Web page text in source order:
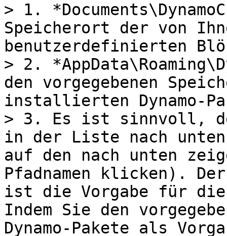
> 1.
Speicherort der von
benutzerdefinierten
> 2.
den vorgegebenen
installierten Dynamo-
> 3. Es ist sinnvoll,
in der Liste nach
auf den nach unten
Pfadnamen klicken).
ist die Vorgabe für
Indem Sie den
Dynamo-Pakete als